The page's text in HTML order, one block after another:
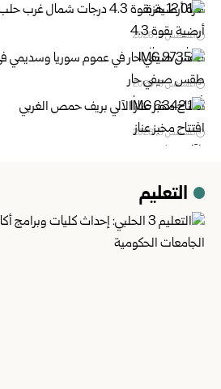
هزة أرضية بقوة 4.3 درجات شمال غرب حلب ‏
أغسطس 9, 2026
طقس صيفي حار في عموم سوريا وسديمي
أغسطس 9, 2026
افتتاح مخبز عناز الآلي بريف حمص الغربي ‏
أغسطس 9, 2026
التعليم